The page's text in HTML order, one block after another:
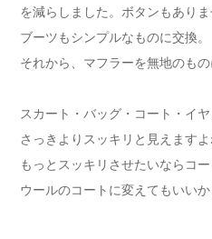
を減らしました。ボタンもありま
ブーツもシンプルなものに交換。
それから、マフラーを無地のもの
スカート・バッグ・コート・イ
さっきよりスッキリと見えますよ
もっとスッキリさせたいならコ
ウールのコートに変えてもいいか